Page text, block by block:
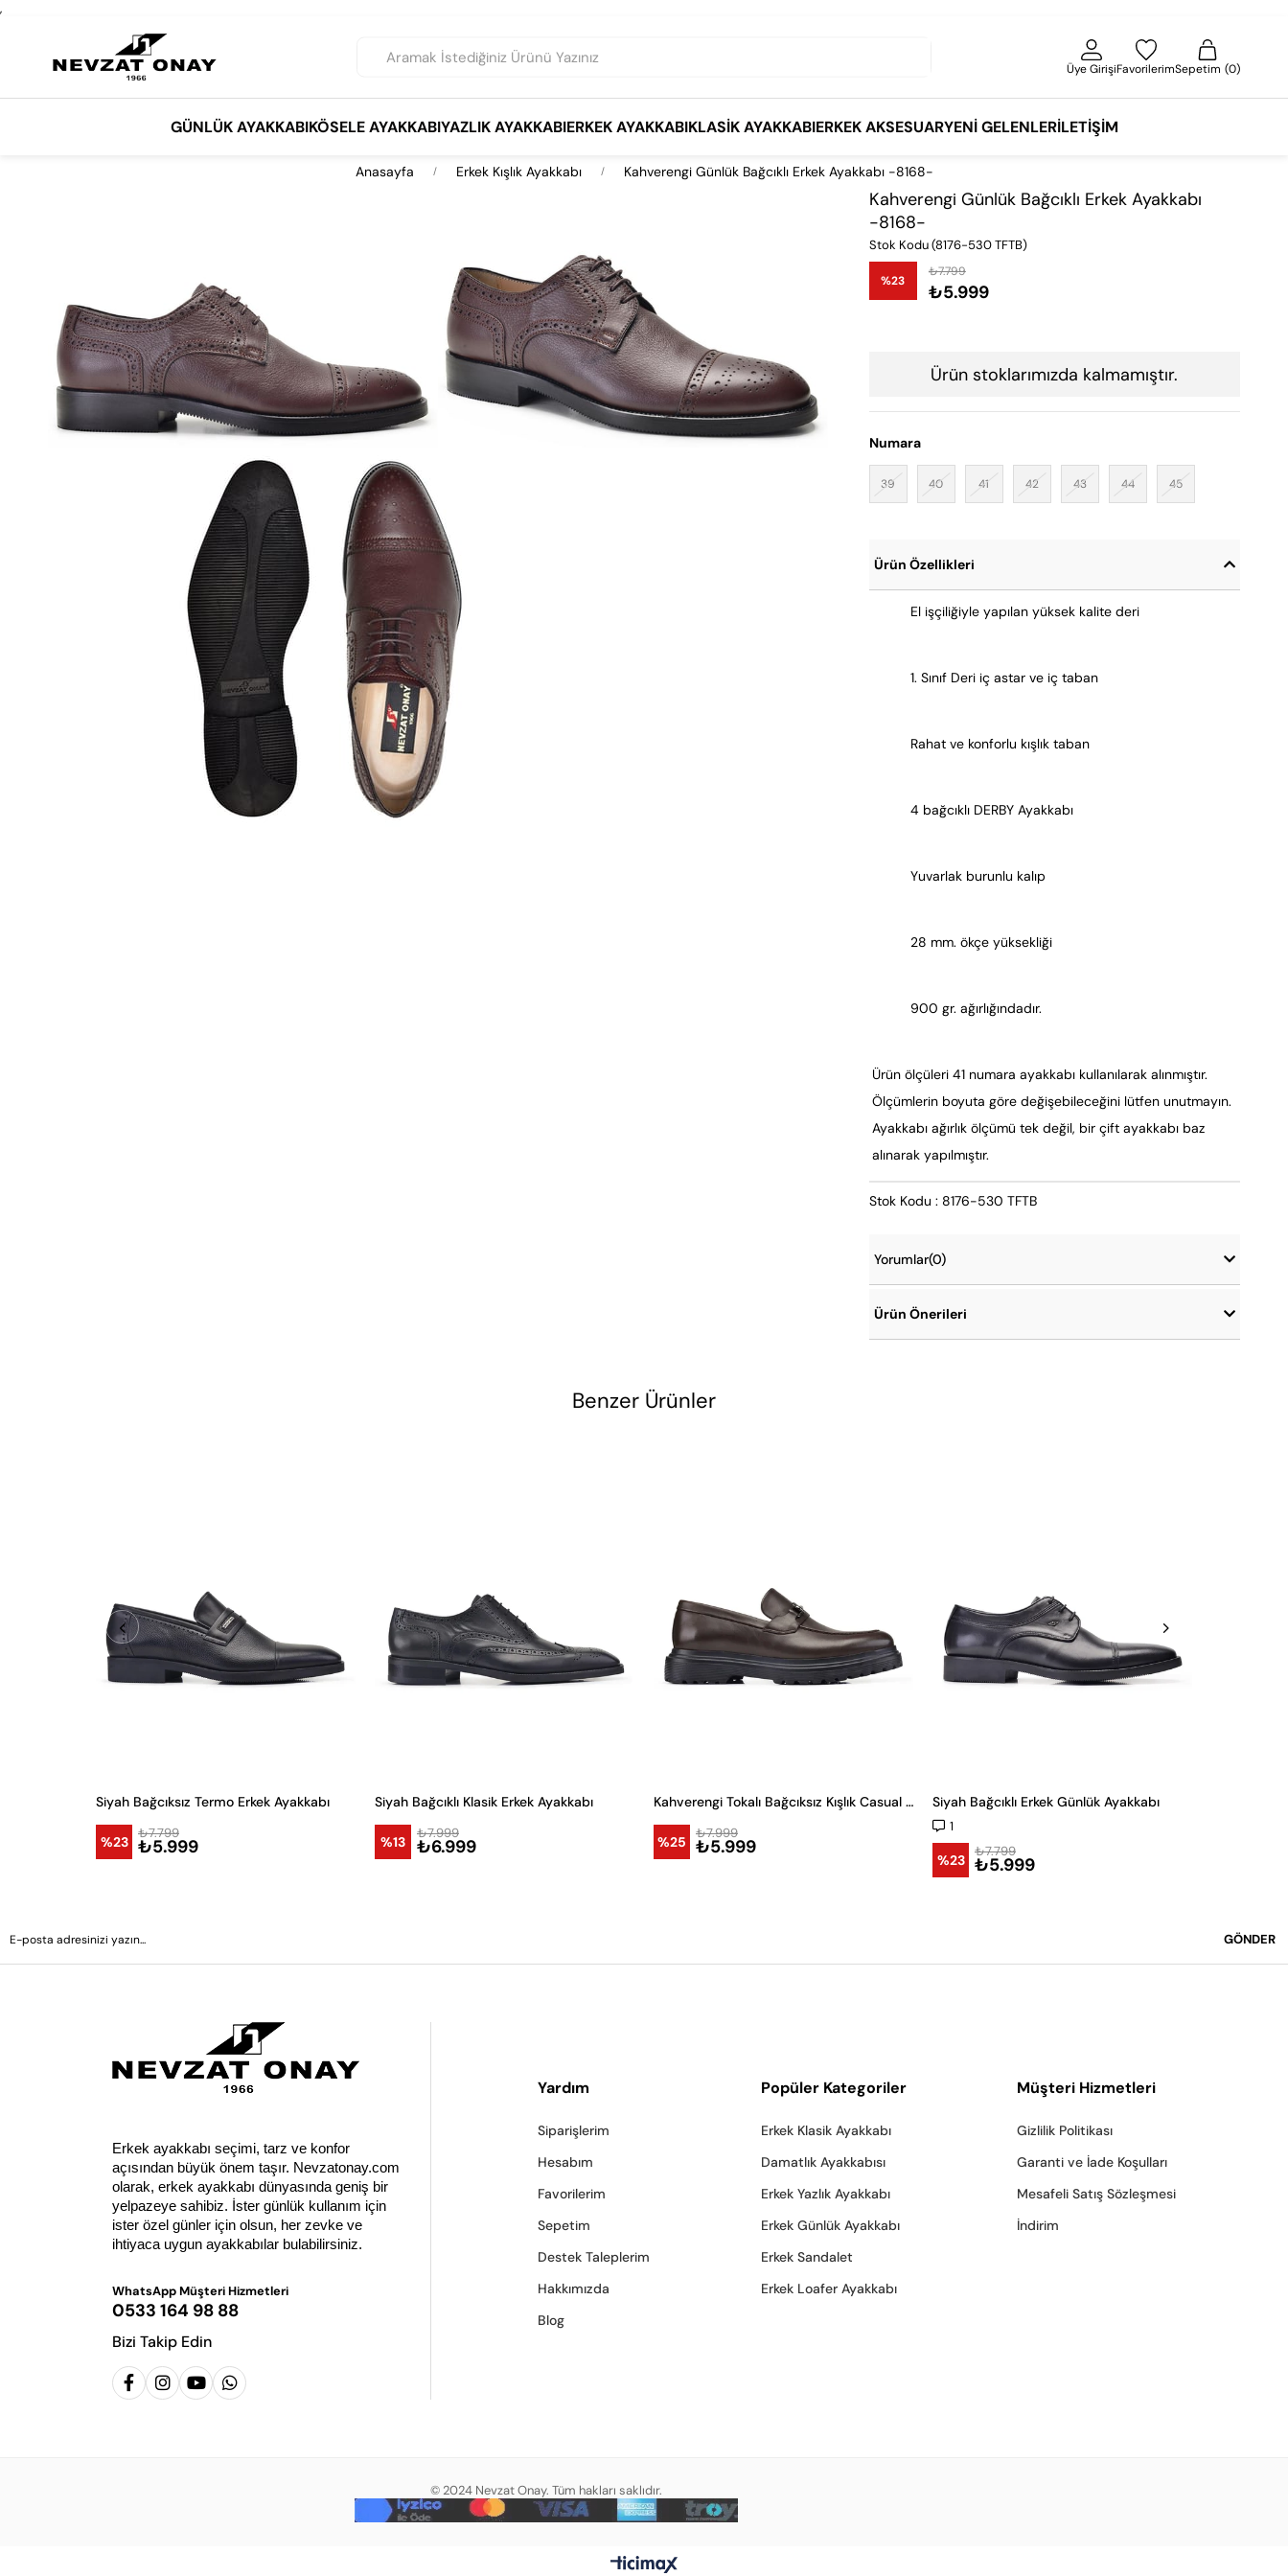
,
Üye GirişiFavorilerimSepetim 0
GÜNLÜK AYAKKABIKÖSELE AYAKKABIYAZLIK AYAKKABIERKEK AYAKKABIKLASIK AYAKKABIERKEK AKSESUARYENI GELENLERİLETIŞIM
Anasayfa Erkek Kışlık Ayakkabı Kahverengi Günlük Bağcıklı Erkek Ayakkabı -8168-
Kahverengi Günlük Bağcıklı Erkek Ayakkabı
-8168-
Stok Kodu(8176-530 TFTB)
%23
İndirim
₺7.799
₺5.999
Ürün stoklarımızda kalmamıştır.
Numara
39 40 41 42 43 44 45
Ürün Özellikleri
El işçiliğiyle yapılan yüksek kalite deri
1. Sınıf Deri iç astar ve iç taban
Rahat ve konforlu kışlık taban
4 bağcıklı DERBY Ayakkabı
Yuvarlak burunlu kalıp
28 mm. ökçe yüksekliği
900 gr. ağırlığındadır.
Ürün ölçüleri 41 numara ayakkabı kullanılarak alınmıştır.
Ölçümlerin boyuta göre değişebileceğini lütfen unutmayın.
Ayakkabı ağırlık ölçümü tek değil, bir çift ayakkabı baz
alınarak yapılmıştır.
Stok Kodu : 8176-530 TFTB
Yorumlar(0)
Ürün Önerileri
Benzer Ürünler
Siyah Bağcıksız Termo Erkek Ayakkabı
%23 ₺5.999
₺7.799
Siyah Bağcıklı Klasik Erkek Ayakkabı
%13 ₺6.999
₺7.999
Kahverengi Tokalı Bağcıksız Kışlık Casual Ayakkabı -59182-
%25 ₺5.999
₺7.999
Siyah Bağcıklı Erkek Günlük Ayakkabı
1
%23 ₺5.999
₺7.799
GÖNDER
Erkek ayakkabı seçimi, tarz ve konfor
açısından büyük önem taşır. Nevzatonay.com
olarak, erkek ayakkabı dünyasında geniş bir
yelpazeye sahibiz. İster günlük kullanım için
ister özel günler için olsun, her zevke ve
ihtiyaca uygun ayakkabılar bulabilirsiniz.
WhatsApp Müşteri Hizmetleri
0533 164 98 88
Bizi Takip Edin
Yardım
Siparişlerim
Hesabım
Favorilerim
Sepetim
Destek Taleplerim
Hakkımızda
Blog
Popüler Kategoriler
Erkek Klasik Ayakkabı
Damatlık Ayakkabısı
Erkek Yazlık Ayakkabı
Erkek Günlük Ayakkabı
Erkek Sandalet
Erkek Loafer Ayakkabı
Müşteri Hizmetleri
Gizlilik Politikası
Garanti ve İade Koşulları
Mesafeli Satış Sözleşmesi
İndirim
© 2024 Nevzat Onay. Tüm hakları saklıdır.